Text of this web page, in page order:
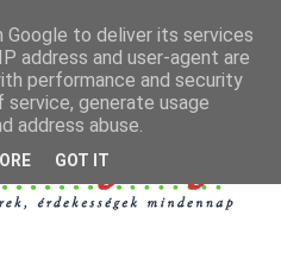
to deliver its services
address and user-agent are
performance and security
generate usage
address abuse.
GOT IT